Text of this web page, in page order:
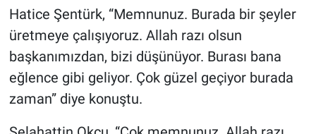
Hatice Şentürk, “Memnunuz. Burada bir şeyler
üretmeye çalışıyoruz. Allah razı olsun
başkanımızdan, bizi düşünüyor. Burası bana
eğlence gibi geliyor. Çok güzel geçiyor burada
zaman” diye konuştu.